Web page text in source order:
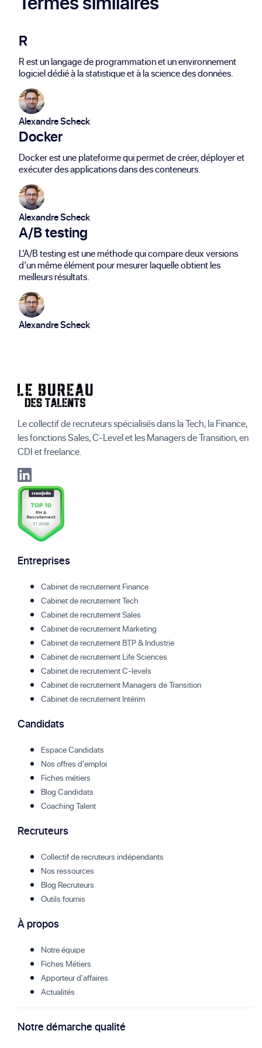
R
R est un langage de programmation et un environnement
logiciel dédié à la statistique et à la science des données.
Alexandre Scheck
Docker
Docker est une plateforme qui permet de créer, déployer et
exécuter des applications dans des conteneurs.
Alexandre Scheck
A/B testing
L’A/B testing est une méthode qui compare deux versions
d’un même élément pour mesurer laquelle obtient les
meilleurs résultats.
Alexandre Scheck
Le collectif de recruteurs spécialisés dans la Tech, la Finance,
les fonctions Sales, C-Level et les Managers de Transition, en
CDI et freelance.
Entreprises
Cabinet de recrutement Finance
Cabinet de recrutement Tech
Cabinet de recrutement Sales
Cabinet de recrutement Marketing
Cabinet de recrutement BTP & Industrie
Cabinet de recrutement Life Sciences
Cabinet de recrutement C-levels
Cabinet de recrutement Managers de Transition
Cabinet de recrutement Intérim
Candidats
Espace Candidats
Nos offres d'emploi
Fiches métiers
Blog Candidats
Coaching Talent
Recruteurs
Collectif de recruteurs indépendants
Nos ressources
Blog Recruteurs
Outils fournis
À propos
Notre équipe
Fiches Métiers
Apporteur d'affaires
Actualités
Notre démarche qualité